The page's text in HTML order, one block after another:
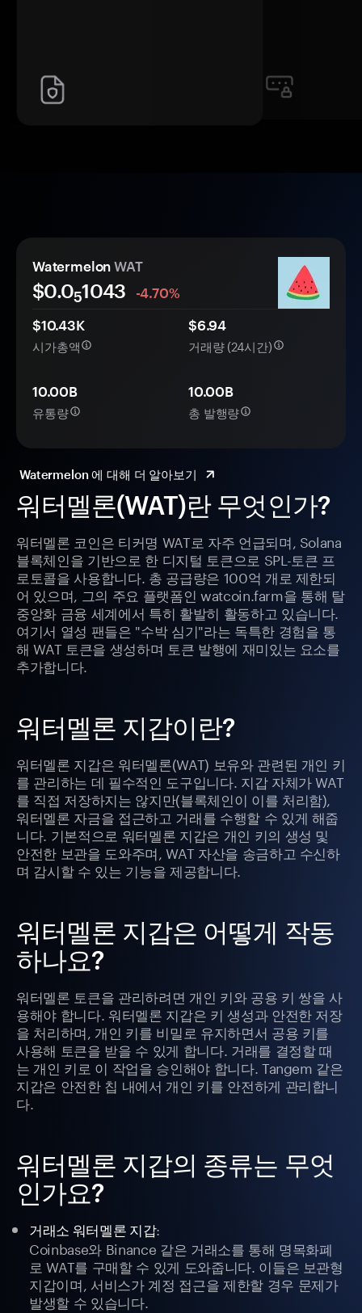
워터멜론(WAT)란 무엇인가?
워터멜론 코인은 티커명 WAT로 자주 언급되며, Solana
블록체인을 기반으로 한 디지털 토큰으로 SPL-토큰 프
로토콜을 사용합니다. 총 공급량은 100억 개로 제한되
어 있으며, 그의 주요 플랫폼인 watcoin.farm을 통해 탈
중앙화 금융 세계에서 특히 활발히 활동하고 있습니다.
여기서 열성 팬들은 "수박 심기"라는 독특한 경험을 통
해 WAT 토큰을 생성하며 토큰 발행에 재미있는 요소를
추가합니다.
워터멜론 지갑이란?
워터멜론 지갑은 워터멜론(WAT) 보유와 관련된 개인 키
를 관리하는 데 필수적인 도구입니다. 지갑 자체가 WAT
를 직접 저장하지는 않지만(블록체인이 이를 처리함),
워터멜론 자금을 접근하고 거래를 수행할 수 있게 해줍
니다. 기본적으로 워터멜론 지갑은 개인 키의 생성 및
안전한 보관을 도와주며, WAT 자산을 송금하고 수신하
며 감시할 수 있는 기능을 제공합니다.
워터멜론 지갑은 어떻게 작동
하나요?
워터멜론 토큰을 관리하려면 개인 키와 공용 키 쌍을 사
용해야 합니다. 워터멜론 지갑은 키 생성과 안전한 저장
을 처리하며, 개인 키를 비밀로 유지하면서 공용 키를
사용해 토큰을 받을 수 있게 합니다. 거래를 결정할 때
는 개인 키로 이 작업을 승인해야 합니다. Tangem 같은
지갑은 안전한 칩 내에서 개인 키를 안전하게 관리합니
다.
워터멜론 지갑의 종류는 무엇
인가요?
거래소 워터멜론 지갑:
Coinbase와 Binance 같은 거래소를 통해 명목화폐
로 WAT를 구매할 수 있게 도와줍니다. 이들은 보관형
지갑이며, 서비스가 계정 접근을 제한할 경우 문제가
발생할 수 있습니다.
Watermelon WAT
$0.051043
-4.70%
$10.43K
시가총액
$6.94
거래량 (24시간)
10.00B
유통량
10.00B
총 발행량
Watermelon 에 대해 더 알아보기